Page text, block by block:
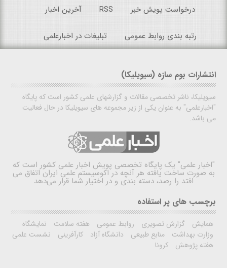
درخواست پویش خبر RSS آخرین اخبار
رتبه بندی روابط عمومی تبلیغات در اخبارعلمی
انتشارات بوم سازه (سیویلیکا)
سیویلیکا، ناشر تخصصی مقالات و گزارشهای علمی کشور است که پایگاه
"اخبارعلمی" به عنوان یکی از زیر مجموعه های سیویلیکا در حال فعالیت
می باشد.
"اخبار علمی" یک پایگاه تخصصی پویش اخبار علمی کشور است که
به صورت ساخت یافته هر آنچه در اکوسیستم علمی ایران اتفاق می
افتد را رصد، دسته بندی و در اختیار شما قرار می‌دهد
برچسب های پر استفاده
همایش گزارش تصویری روابط عمومی هفته سلامت
نمایشگاه
وزارت بهداشت
منابع طبیعی دانشگاه آزاد کارآفرینی
نشست علمی
هفته پژوهش
کرونا